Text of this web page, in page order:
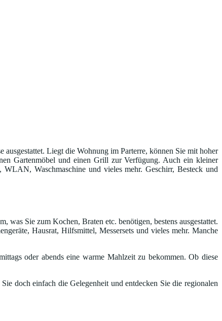
Liegt die Wohnung im Parterre, können Sie mit hoher
Gartenmöbel und einen Grill zur Verfügung. Auch ein kleiner
Waschmaschine und vieles mehr. Geschirr, Besteck und
Sie zum Kochen, Braten etc. benötigen, bestens ausgestattet.
Hausrat, Hilfsmittel, Messersets und vieles mehr. Manche
oder abends eine warme Mahlzeit zu bekommen. Ob diese
doch einfach die Gelegenheit und entdecken Sie die regionalen